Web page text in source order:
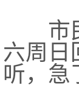
市民
六周日
听，急